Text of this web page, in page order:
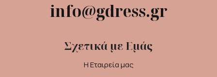
info@gdress.gr
Σχετικά με Εμάς
Η Εταιρεία μας